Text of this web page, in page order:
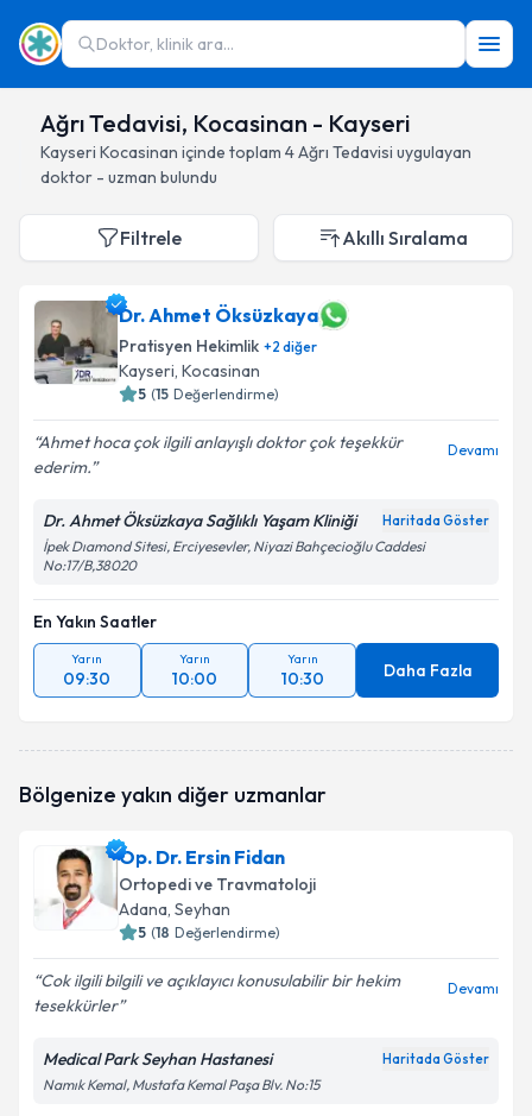
Doktor, klinik ara...
Ağrı Tedavisi, Kocasinan - Kayseri
Kayseri Kocasinan içinde toplam 4Ağrı Tedavisi uygulayan
doktor - uzman bulundu
Filtrele Akıllı Sıralama
Dr. Ahmet Öksüzkaya
Pratisyen Hekimlik +2 diğer
Kayseri, Kocasinan
5 (15 Değerlendirme)
Ahmet hoca çok ilgili anlayışlı doktor çok teşekkür
ederim.
Devamı
Dr. Ahmet Öksüzkaya Sağlıklı Yaşam Kliniği Haritada Göster
İpek Dıamond Sitesi, Erciyesevler, Niyazi Bahçecioğlu Caddesi
No:17/B,38020
En Yakın Saatler
Yarın
09:30
Yarın
10:00
Yarın
10:30 Daha Fazla
Bölgenize yakın diğer uzmanlar
Op. Dr. Ersin Fidan
Ortopedi ve Travmatoloji
Adana, Seyhan
5 (18 Değerlendirme)
Cok ilgili bilgili ve açıklayıcı konusulabilir bir hekim
tesekkürler
Devamı
Medical Park Seyhan Hastanesi Haritada Göster
Namık Kemal, Mustafa Kemal Paşa Blv. No:15